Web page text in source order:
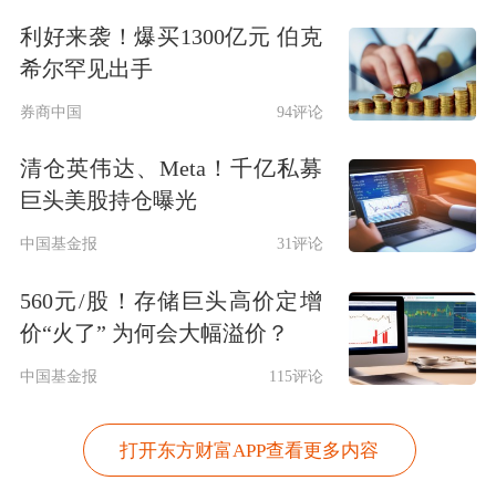
化，为自己旗下的客户提供了投资建
议。行业内已经涌现出几家具备这样专
业能力的销售机构。”
上述信息也得到了一些销售机构的印
证。“在方向上，固收类产品会是重要
行人士进一步透露，这样的销售转向，
蕴含着销售机构的市场研判，即权益市
益预期将有所变化。
利好来袭！爆买1300亿元 伯克
希尔罕见出手
券商中国 94评论
清仓英伟达、Meta！千亿私募
巨头美股持仓曝光
中国基金报 31评论
560元/股！存储巨头高价定增
价“火了” 为何会大幅溢价？
中国基金报 115评论
打开东方财富APP查看更多内容